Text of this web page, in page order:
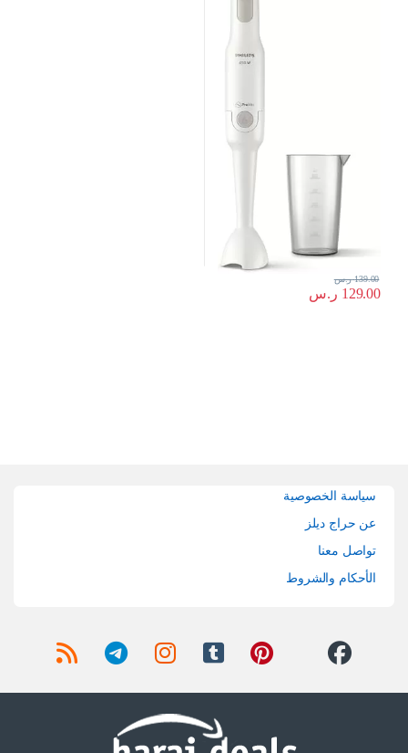
129.00 ر.س
139.00 ر.س
سياسة الخصوصية
عن حراج ديلز
تواصل معنا
الأحكام والشروط